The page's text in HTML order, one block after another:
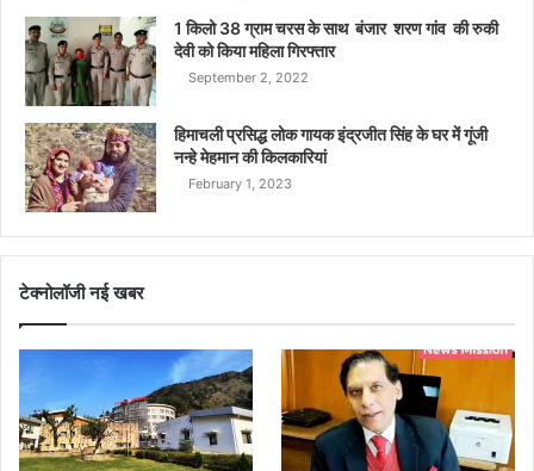
1 किलो 38 ग्राम चरस के साथ बंजार शरण गांव की रुकी
देवी को किया महिला गिरफ्तार
September 2, 2022
हिमाचली प्रसिद्ध लोक गायक इंद्रजीत सिंह के घर में गूंजी
नन्हे मेहमान की किलकारियां
February 1, 2023
टेक्नोलॉजी नई खबर